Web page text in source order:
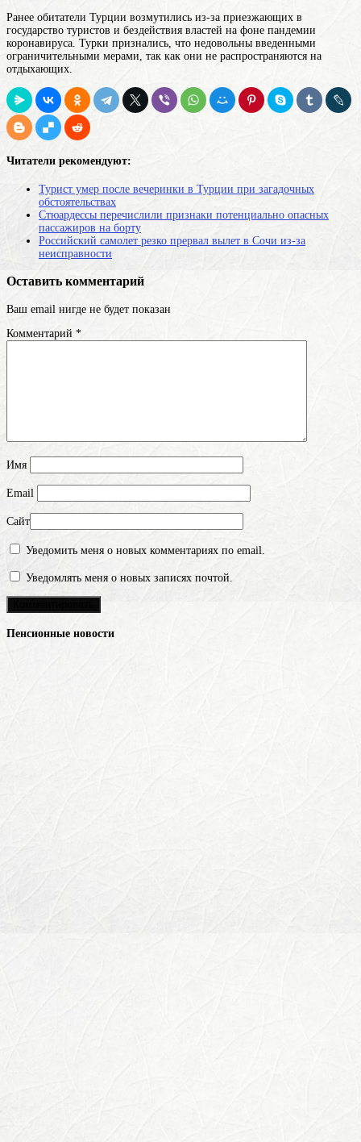
Ранее обитатели Турции возмутились из-за приезжающих в
государство туристов и бездействия властей на фоне пандемии
коронавируса. Турки признались, что недовольны введенными
ограничительными мерами, так как они не распространяются на
отдыхающих.
Читатели рекомендуют:
Турист умер после вечеринки в Турции при загадочных
обстоятельствах
Стюардессы перечислили признаки потенциально опасных
пассажиров на борту
Российский самолет резко прервал вылет в Сочи из-за
неисправности
Оставить комментарий
Ваш email нигде не будет показан
Комментарий *
Имя
Email
Сайт
Уведомить меня о новых комментариях по email.
Уведомлять меня о новых записях почтой.
Пенсионные новости